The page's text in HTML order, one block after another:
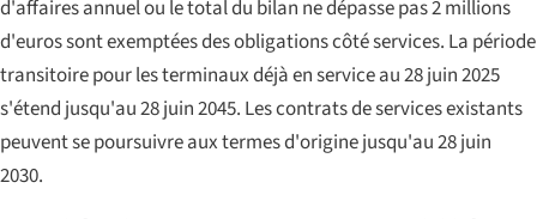
d'affaires annuel ou le total du bilan ne dépasse pas 2 millions
d'euros sont exemptées des obligations côté services. La période
transitoire pour les terminaux déjà en service au 28 juin 2025
s'étend jusqu'au 28 juin 2045. Les contrats de services existants
peuvent se poursuivre aux termes d'origine jusqu'au 28 juin
2030.